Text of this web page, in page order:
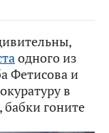
одного из
Фетисова и
в
бабки гоните